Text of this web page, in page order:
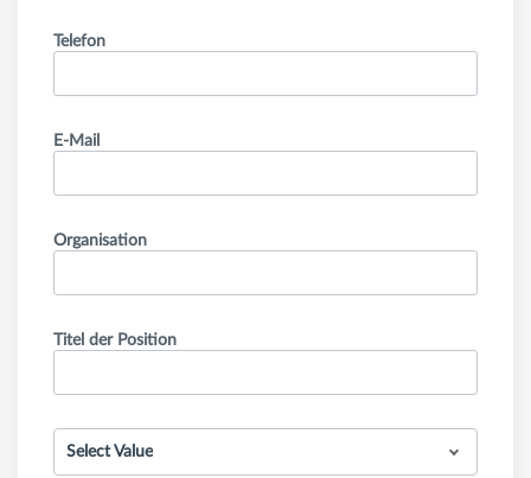
Telefon
E-Mail
Organisation
Titel der Position
Select Value